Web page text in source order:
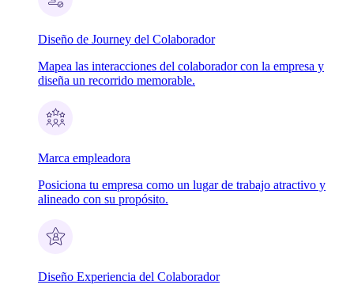
Diseño de Journey del Colaborador
Mapea las interacciones del colaborador con la empresa y
diseña un recorrido memorable.
Marca empleadora
Posiciona tu empresa como un lugar de trabajo atractivo y
alineado con su propósito.
Diseño Experiencia del Colaborador